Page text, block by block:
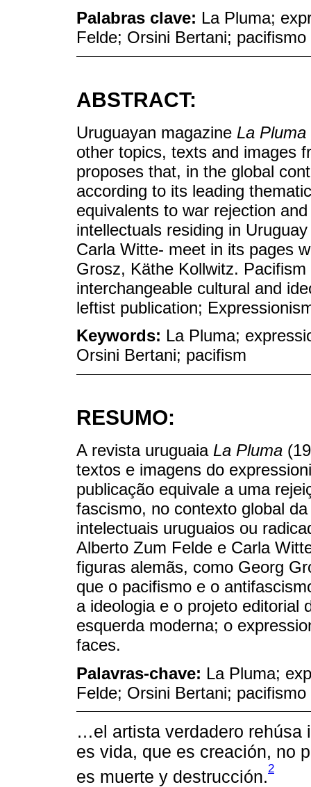
Palabras clave: La Pluma;
Felde; Orsini Bertani; pacifismo
ABSTRACT:
Uruguayan magazine La Pluma
other topics, texts and images
proposes that, in the global
according to its leading
equivalents to war rejection
intellectuals residing in
Carla Witte- meet in its pages
Grosz, Käthe Kollwitz.
interchangeable cultural and
leftist publication;
Keywords: La Pluma;
Orsini Bertani; pacifism
RESUMO:
A revista uruguaia La Pluma
textos e imagens do
publicação equivale a uma
fascismo, no contexto global
intelectuais uruguaios ou
Alberto Zum Felde e Carla
figuras alemãs, como Georg
que o pacifismo e o
a ideologia e o projeto editorial
esquerda moderna; o
faces.
Palavras-chave: La Pluma;
Felde; Orsini Bertani; pacifismo
…el artista verdadero rehúsa
es vida, que es creación, no
es muerte y destrucción.2